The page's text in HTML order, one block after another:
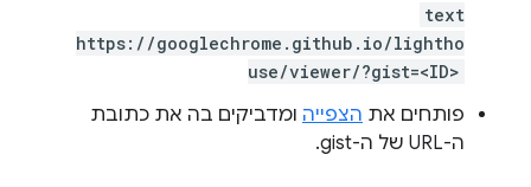
text
https://googlechrome.github.io/lightho
use/viewer/?gist=<ID>
פותחים את הצפייה ומדביקים בה את כתובת
ה-URL של ה-gist.